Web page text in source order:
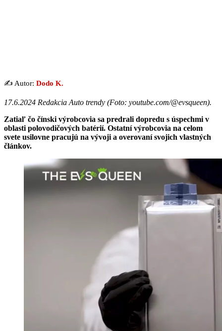
✍️ Autor: Dodo K.
17.6.2024 Redakcia Auto trendy (Foto: youtube.com/@evsqueen).
Zatiaľ čo čínski výrobcovia sa predrali dopredu s úspechmi v
oblasti polovodičových batérií. Ostatní výrobcovia na celom
svete usilovne pracujú na vývoji a overovaní svojich vlastných
článkov.